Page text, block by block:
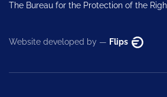
The Bureau for the Protection of the
Website developed by — Flips